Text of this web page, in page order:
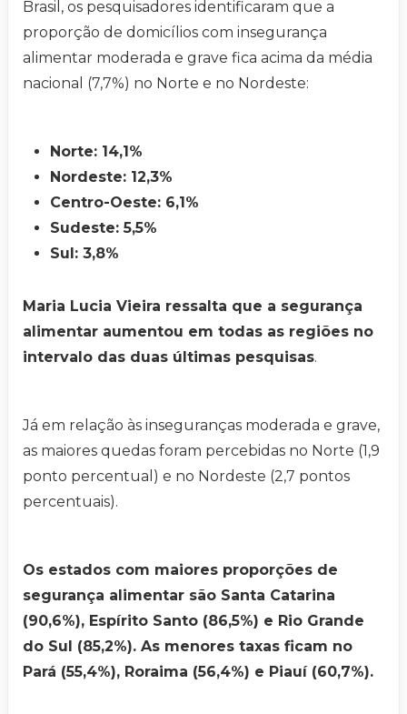
Brasil, os pesquisadores identificaram que a
proporção de domicílios com insegurança
alimentar moderada e grave fica acima da média
nacional (7,7%) no Norte e no Nordeste:
Norte: 14,1%
Nordeste: 12,3%
Centro-Oeste: 6,1%
Sudeste: 5,5%
Sul: 3,8%
Maria Lucia Vieira ressalta que a segurança
alimentar aumentou em todas as regiões no
intervalo das duas últimas pesquisas.
Já em relação às inseguranças moderada e grave,
as maiores quedas foram percebidas no Norte (1,9
ponto percentual) e no Nordeste (2,7 pontos
percentuais).
Os estados com maiores proporções de
segurança alimentar são Santa Catarina
(90,6%), Espírito Santo (86,5%) e Rio Grande
do Sul (85,2%). As menores taxas ficam no
Pará (55,4%), Roraima (56,4%) e Piauí (60,7%).